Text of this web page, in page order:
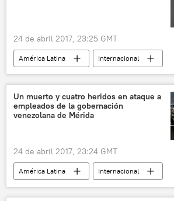
24 de abril 2017, 23:25 GMT
América Latina
Internacional
Venezuela
Elías Jaua
colegio
Un muerto y cuatro heridos en ataque a
empleados de la gobernación
venezolana de Mérida
24 de abril 2017, 23:24 GMT
América Latina
Internacional
Venezuela
Mérida
ataque